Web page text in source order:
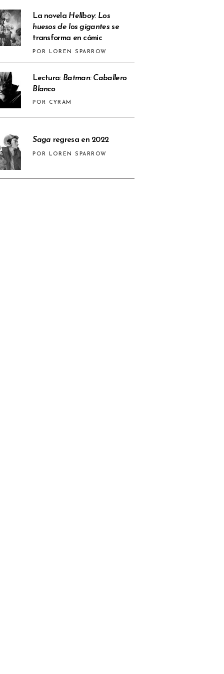
La novela Hellboy: Los
huesos de los gigantesse
transforma en cómic
POR LOREN SPARROW
Lectura: Batman: Caballero
Blanco
POR CYRAM
Saga regresa en 2022
POR LOREN SPARROW